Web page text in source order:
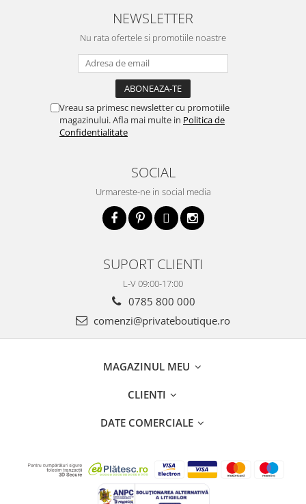
NEWSLETTER
Nu rata ofertele si promotiile noastre
Vreau sa primesc newsletter cu promotiile
magazinului. Afla mai multe in Politica de
Confidentialitate
SOCIAL
Urmareste-ne in social media
SUPORT CLIENTI
L-V 09:00-17:00
0785 800 000
comenzi@privateboutique.ro
MAGAZINUL MEU
CLIENTI
DATE COMERCIALE